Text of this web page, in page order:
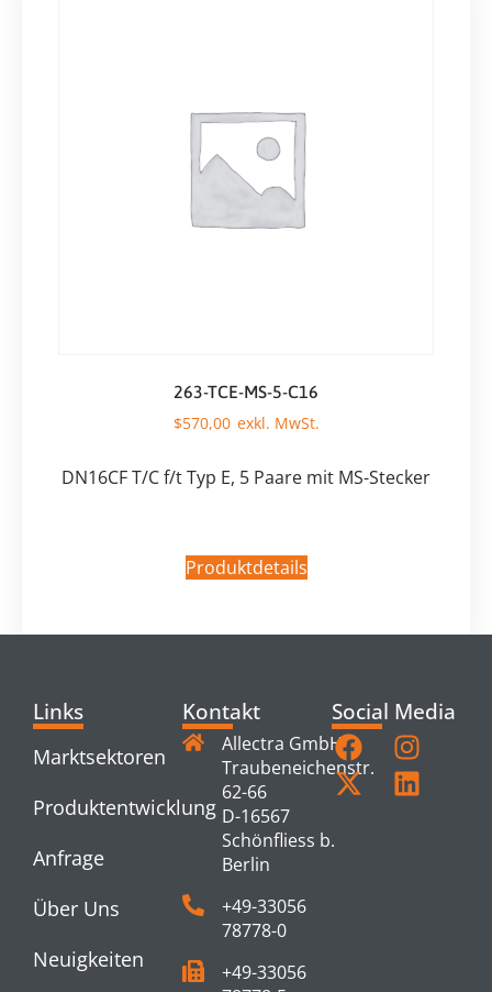
263-TCE-MS-5-C16
$570,00
DN16CF T/C f/t Typ E, 5 Paare mit MS-Stecker
Produktdetails
Links
Marktsektoren
Produktentwicklung
Anfrage
Über Uns
Neuigkeiten
Kontakt
Allectra GmbH
Traubeneichenstr.
62-66
D-16567
Schönfliess b.
Berlin
+49-33056
78778-0
+49-33056
Social Media